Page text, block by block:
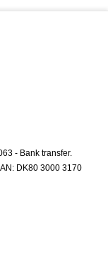
- Bank transfer.
DK80 3000 3170